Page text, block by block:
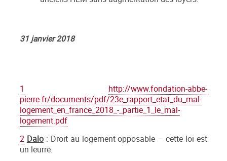
31 janvier 2018
1
http://www.fondation-abbe-
pierre.fr/documents/pdf/23e_rapport_etat_du_mal-
logement_en_france_2018_-_partie_1_le_mal-
logement.pdf
2 Dalo: Droit au logement opposable – cette loi est
un leurre.